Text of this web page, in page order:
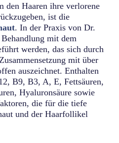
den Haaren ihre verlorene
ist die
. In der Praxis von Dr.
mit dem
werden, das sich durch
mit über
auszeichnet. Enthalten
B9, B3, A, E, Fettsäuren,
Hyaluronsäure sowie
die für die tiefe
und der Haarfollikel